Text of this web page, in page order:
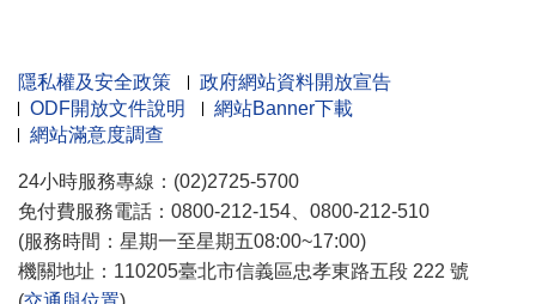
隱私權及安全政策
政府網站資料開放宣告
ODF開放文件說明
網站Banner下載
網站滿意度調查
24小時服務專線：(02)2725-5700
免付費服務電話：0800-212-154、0800-212-510
(服務時間：星期一至星期五08:00~17:00)
機關地址：110205臺北市信義區忠孝東路五段 222 號